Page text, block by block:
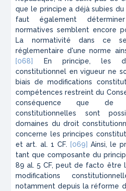
que le principe a déjà subies
faut également
normatives semblent encore
La normativité dans ce
réglementaire d'une norme
[068]
En principe, les
constitutionnel en vigueur ne
biais de modifications
compétences restreint du
conséquence que de
constitutionnelles sont
domaines du droit
concerne les principes
et art. al. 1 CF. [069] Ainsi, le
tant que composante du
89 al. 5 CF, peut de facto être
modifications
notamment depuis la réforme